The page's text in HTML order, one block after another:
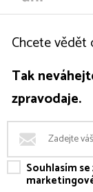
Chcete vědět
Tak
zpravodaje.
Souhlasím